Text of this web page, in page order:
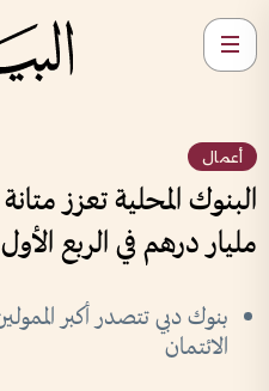
أعمال
مليار درهم في الربع الأول
الائتمان